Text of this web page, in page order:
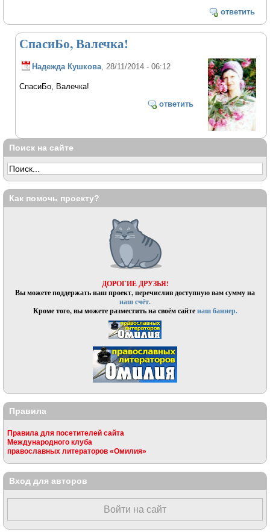
ответить
СпасиБо, Валечка!
Надежда Кушкова, 28/11/2014 - 06:12
СпасиБо, Валечка!
ответить
Поиск на сайте
Как помочь проекту?
ДОРОГИЕ ДРУЗЬЯ!
Вы можете поддержать наш проект, перечислив доступную вам сумму на
наш счёт.
Кроме того, вы можете разместить на своём сайтенаш баннер.
Правила
Правила для посетителей сайта
Международного клуба
православных литераторов «Омилия»
Вход для авторов
Войти на сайт